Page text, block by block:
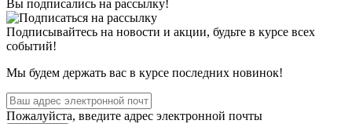
Вы подписались на рассылку!
Подписывайтесь на новости и акции, будьте в курсе всех
событий!
Мы будем держать вас в курсе последних новинок!
Пожалуйста, введите адрес электронной почты